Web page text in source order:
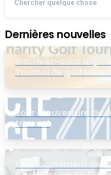
Dernières nouvelles
Inscrivez-cous
Tournoi de golf Mike
Jour d’ouverture du
triennal
Contournement de